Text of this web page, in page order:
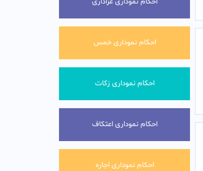
احکام نموداری خمس
احکام نموداری زکات
احکام نموداری اعتکاف
احکام نموداری اجاره